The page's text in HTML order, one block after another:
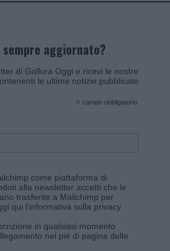
aggiornato?
di Gallura Oggi e ricevi le nostre
le ultime notizie pubblicate
* campo obbligatorio
come piattaforma di
alla newsletter accetti che le
trasferite a Mailchimp per
qui l'informativa sulla privacy
in qualsiasi momento
nel piè di pagina delle